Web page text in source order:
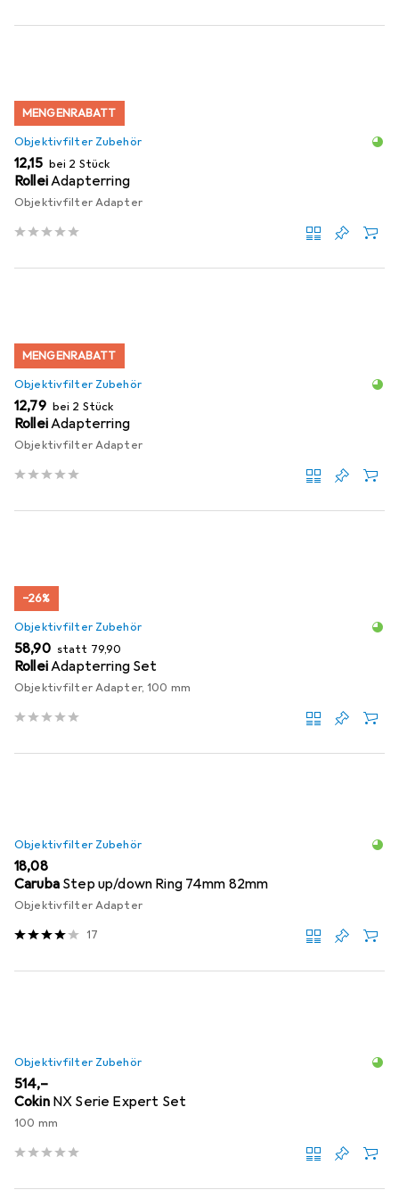
MENGENRABATT
Objektivfilter Zubehör
EUR
12,15 bei 2 Stück
RolleiAdapterring
Objektivfilter Adapter
MENGENRABATT
Objektivfilter Zubehör
EUR
12,79 bei 2 Stück
RolleiAdapterring
Objektivfilter Adapter
−26%
Objektivfilter Zubehör
EUR
58,90 statt EUR
79,90
RolleiAdapterring Set
Objektivfilter Adapter, 100 mm
Objektivfilter Zubehör
EUR
18,08
Caruba Step up/down Ring 74mm 82mm
Objektivfilter Adapter
17
Objektivfilter Zubehör
EUR
514,–
Cokin NX Serie Expert Set
100 mm